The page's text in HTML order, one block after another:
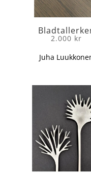
2.000 kr
Juha